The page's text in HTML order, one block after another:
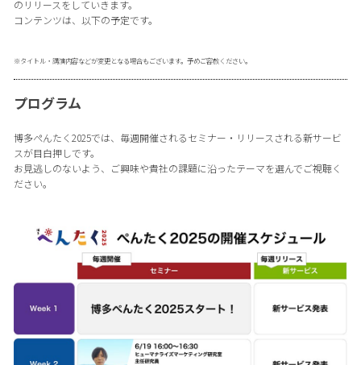
のリリースをしていきます。
コンテンツは、以下の予定です。
※タイトル・講演内容などが変更となる場合もございます。予めご容赦ください。
プログラム
博多ぺんたく2025では、毎週開催されるセミナー・リリースされる新サービ
スが目白押しです。
お見逃しのないよう、ご興味や貴社の課題に沿ったテーマを選んでご視聴く
ださい。